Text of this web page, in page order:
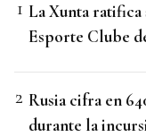
La Xunta ratifica
Esporte Clube
Rusia cifra en
durante la